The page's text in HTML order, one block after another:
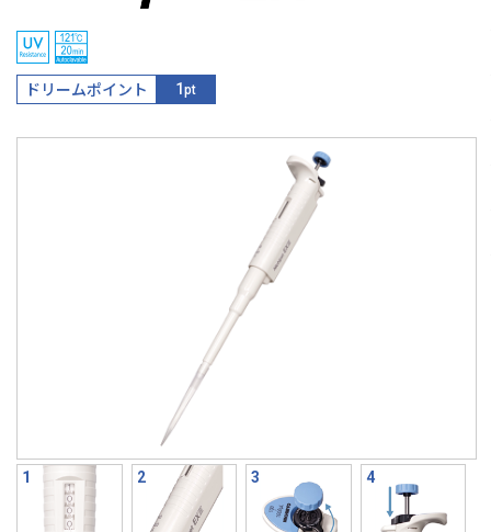
ドリームポイント 1 pt